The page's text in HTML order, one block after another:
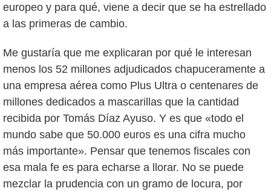
europeo y para qué, viene a decir que se ha estrellado
a las primeras de cambio.
Me gustaría que me explicaran por qué le interesan
menos los 52 millones adjudicados chapuceramente a
una empresa aérea como Plus Ultra o centenares de
millones dedicados a mascarillas que la cantidad
recibida por Tomás Díaz Ayuso. Y es que «todo el
mundo sabe que 50.000 euros es una cifra mucho
más importante». Pensar que tenemos fiscales con
esa mala fe es para echarse a llorar. No se puede
mezclar la prudencia con un gramo de locura, por